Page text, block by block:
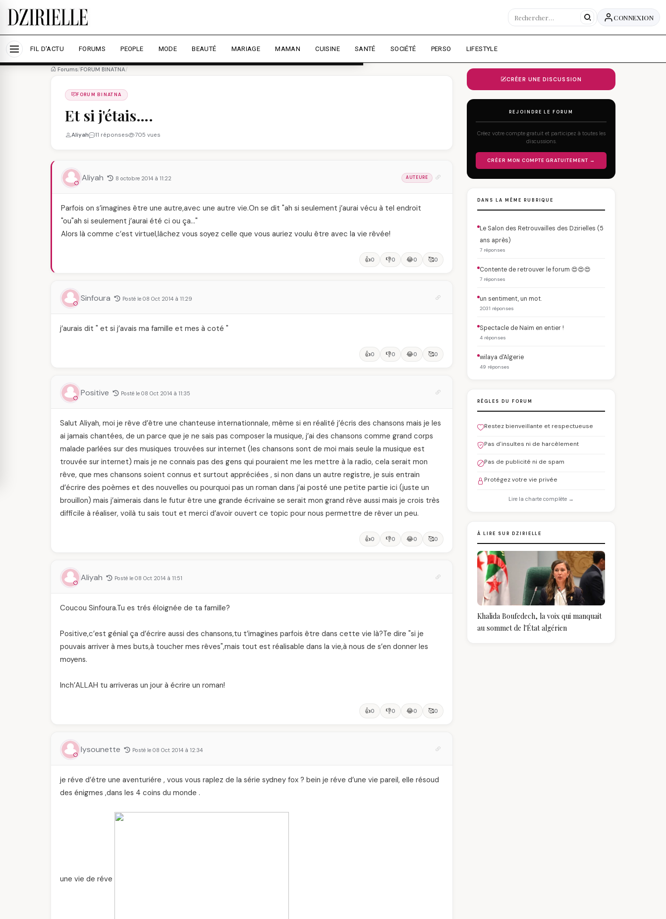
Nous utilisons des cookies pour améliorer votre expérience et mesurer l'audience.
Accepter tout Personnaliser
CONNEXION
FIL D'ACTU FORUMS PEOPLE MODE BEAUTÉ MARIAGE MAMAN CUISINE SANTÉ SOCIÉTÉ PERSO LIFESTYLE
Forums/FORUM BINATNA/
FORUM BINATNA
Et si j'étais….
Aliyah 11 réponses 705 vues
Aliyah 8 octobre 2014 à 11:22 AUTEURE
Parfois on s’imagines être une autre,avec une autre vie.On se dit "ah si seulement j’aurai vécu à tel endroit
"ou"ah si seulement j’aurai été ci ou ça…"
Alors là comme c’est virtuel,lâchez vous soyez celle que vous auriez voulu être avec la vie rêvée!
👍0 👎0 😂0 🥰0
Sinfoura Posté le 08 Oct 2014 à 11:29
j’aurais dit " et si j’avais ma famille et mes à coté "
👍0 👎0 😂0 🥰0
Positive Posté le 08 Oct 2014 à 11:35
Salut Aliyah, moi je rêve d’être une chanteuse internationnale, même si en réalité j’écris des chansons mais je les
ai jamais chantées, de un parce que je ne sais pas composer la musique, j’ai des chansons comme grand corps
malade parlées sur des musiques trouvées sur internet (les chansons sont de moi mais seule la musique est
trouvée sur internet) mais je ne connais pas des gens qui pouraient me les mettre à la radio, cela serait mon
rêve, que mes chansons soient connus et surtout appréciées , si non dans un autre registre, je suis entrain
d’écrire des poèmes et des nouvelles ou pourquoi pas un roman dans j’ai posté une petite partie ici (juste un
brouillon) mais j’aimerais dans le futur être une grande écrivaine se serait mon grand rêve aussi mais je crois très
difficile à réaliser, voilà tu sais tout et merci d’avoir ouvert ce topic pour nous permettre de rêver un peu.
👍0 👎0 😂0 🥰0
Aliyah Posté le 08 Oct 2014 à 11:51
Coucou Sinfoura.Tu es trés éloignée de ta famille?
Positive,c’est génial ça d’écrire aussi des chansons,tu t’imagines parfois être dans cette vie là?Te dire "si je
pouvais arriver à mes buts,à toucher mes rêves",mais tout est réalisable dans la vie,à nous de s’en donner les
moyens.
Inch’ALLAH tu arriveras un jour à écrire un roman!
👍0 👎0 😂0 🥰0
lysounette Posté le 08 Oct 2014 à 12:34
je réve d’étre une aventuriére , vous vous raplez de la série sydney fox ? bein je réve d’une vie pareil, elle résoud
des énigmes ,dans les 4 coins du monde .
une vie de réve
CRÉER UNE DISCUSSION
REJOINDRE LE FORUM
Créez votre compte gratuit et participez à toutes les
discussions.
CRÉER MON COMPTE GRATUITEMENT →
DANS LA MÊME RUBRIQUE
Le Salon des Retrouvailles des Dzirielles (5
ans après)
7 réponses
Contente de retrouver le forum 😍😍😍
7 réponses
un sentiment, un mot.
2031 réponses
Spectacle de Naïm en entier !
4 réponses
wilaya d'Algerie
49 réponses
RÈGLES DU FORUM
Restez bienveillante et respectueuse
Pas d'insultes ni de harcèlement
Pas de publicité ni de spam
Protégez votre vie privée
Lire la charte complète →
À LIRE SUR DZIRIELLE
Khalida Boufedech, la voix qui manquait
au sommet de l'État algérien